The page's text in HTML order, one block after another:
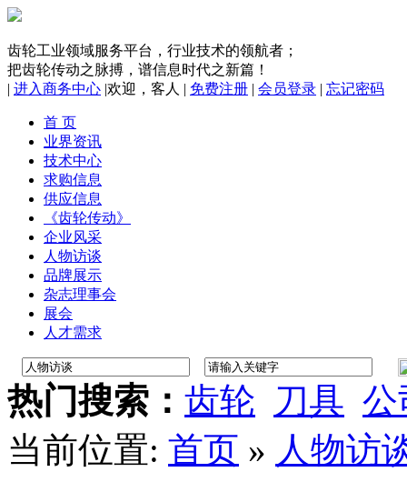
齿轮工业领域服务平台，行业技术的领航者；
把齿轮传动之脉搏，谱信息时代之新篇！
| 进入商务中心 |欢迎， 客人 | 免费注册 | 会员登录 | 忘记密码
首 页
业界资讯
技术中心
求购信息
供应信息
《齿轮传动》
企业风采
人物访谈
品牌展示
杂志理事会
展会
人才需求
热门搜索： 齿轮 刀具 公
当前位置: 首页 » 人物访